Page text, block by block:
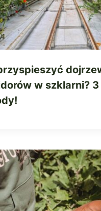
w szklarni?